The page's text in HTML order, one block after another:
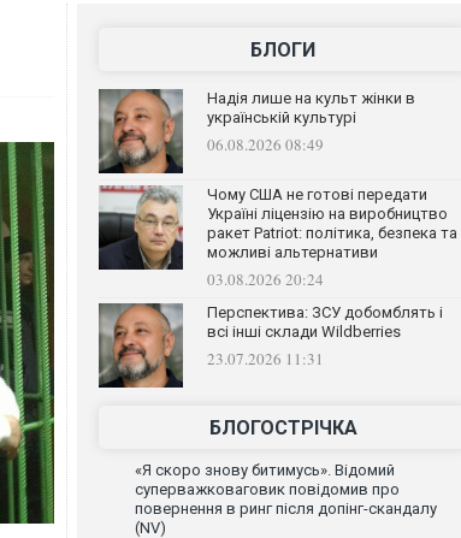
БЛОГИ
Надія лише на культ жінки в
українській культурі
06.08.2026 08:49
Чому США не готові передати
Україні ліцензію на виробництво
ракет Patriot: політика, безпека та
можливі альтернативи
03.08.2026 20:24
Перспектива: ЗСУ добомблять і
всі інші склади Wildberries
23.07.2026 11:31
БЛОГОСТРІЧКА
«Я скоро знову битимусь». Відомий
суперважковаговик повідомив про
повернення в ринг після допінг-скандалу
(NV)